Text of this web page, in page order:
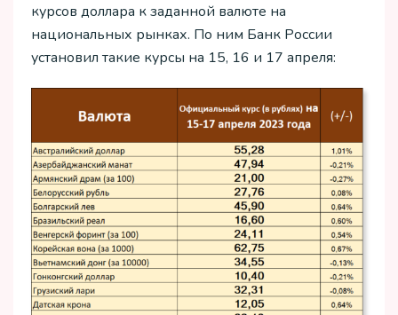
курсов доллара к заданной валюте на
национальных рынках. По ним Банк России
установил такие курсы на 15, 16 и 17 апреля: